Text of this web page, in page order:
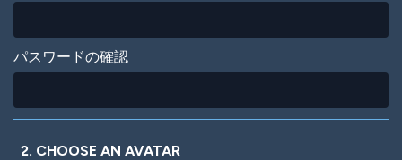
パスワードの確認
2. CHOOSE AN AVATAR